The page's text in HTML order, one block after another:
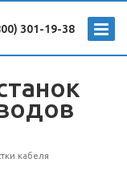
301-19-38
кабеля